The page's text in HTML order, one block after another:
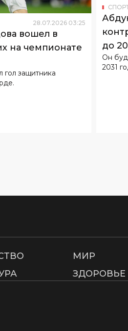
на чемпионате
гол защитника
до
Он
МИР
ЗДОРОВЬЕ